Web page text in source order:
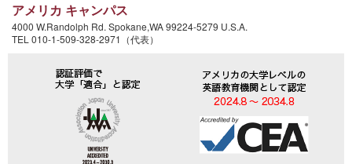
アメリカ キャンパス
4000 W.Randolph Rd. Spokane,WA 99224-5279 U.S.A.
TEL 010-1-509-328-2971（代表）